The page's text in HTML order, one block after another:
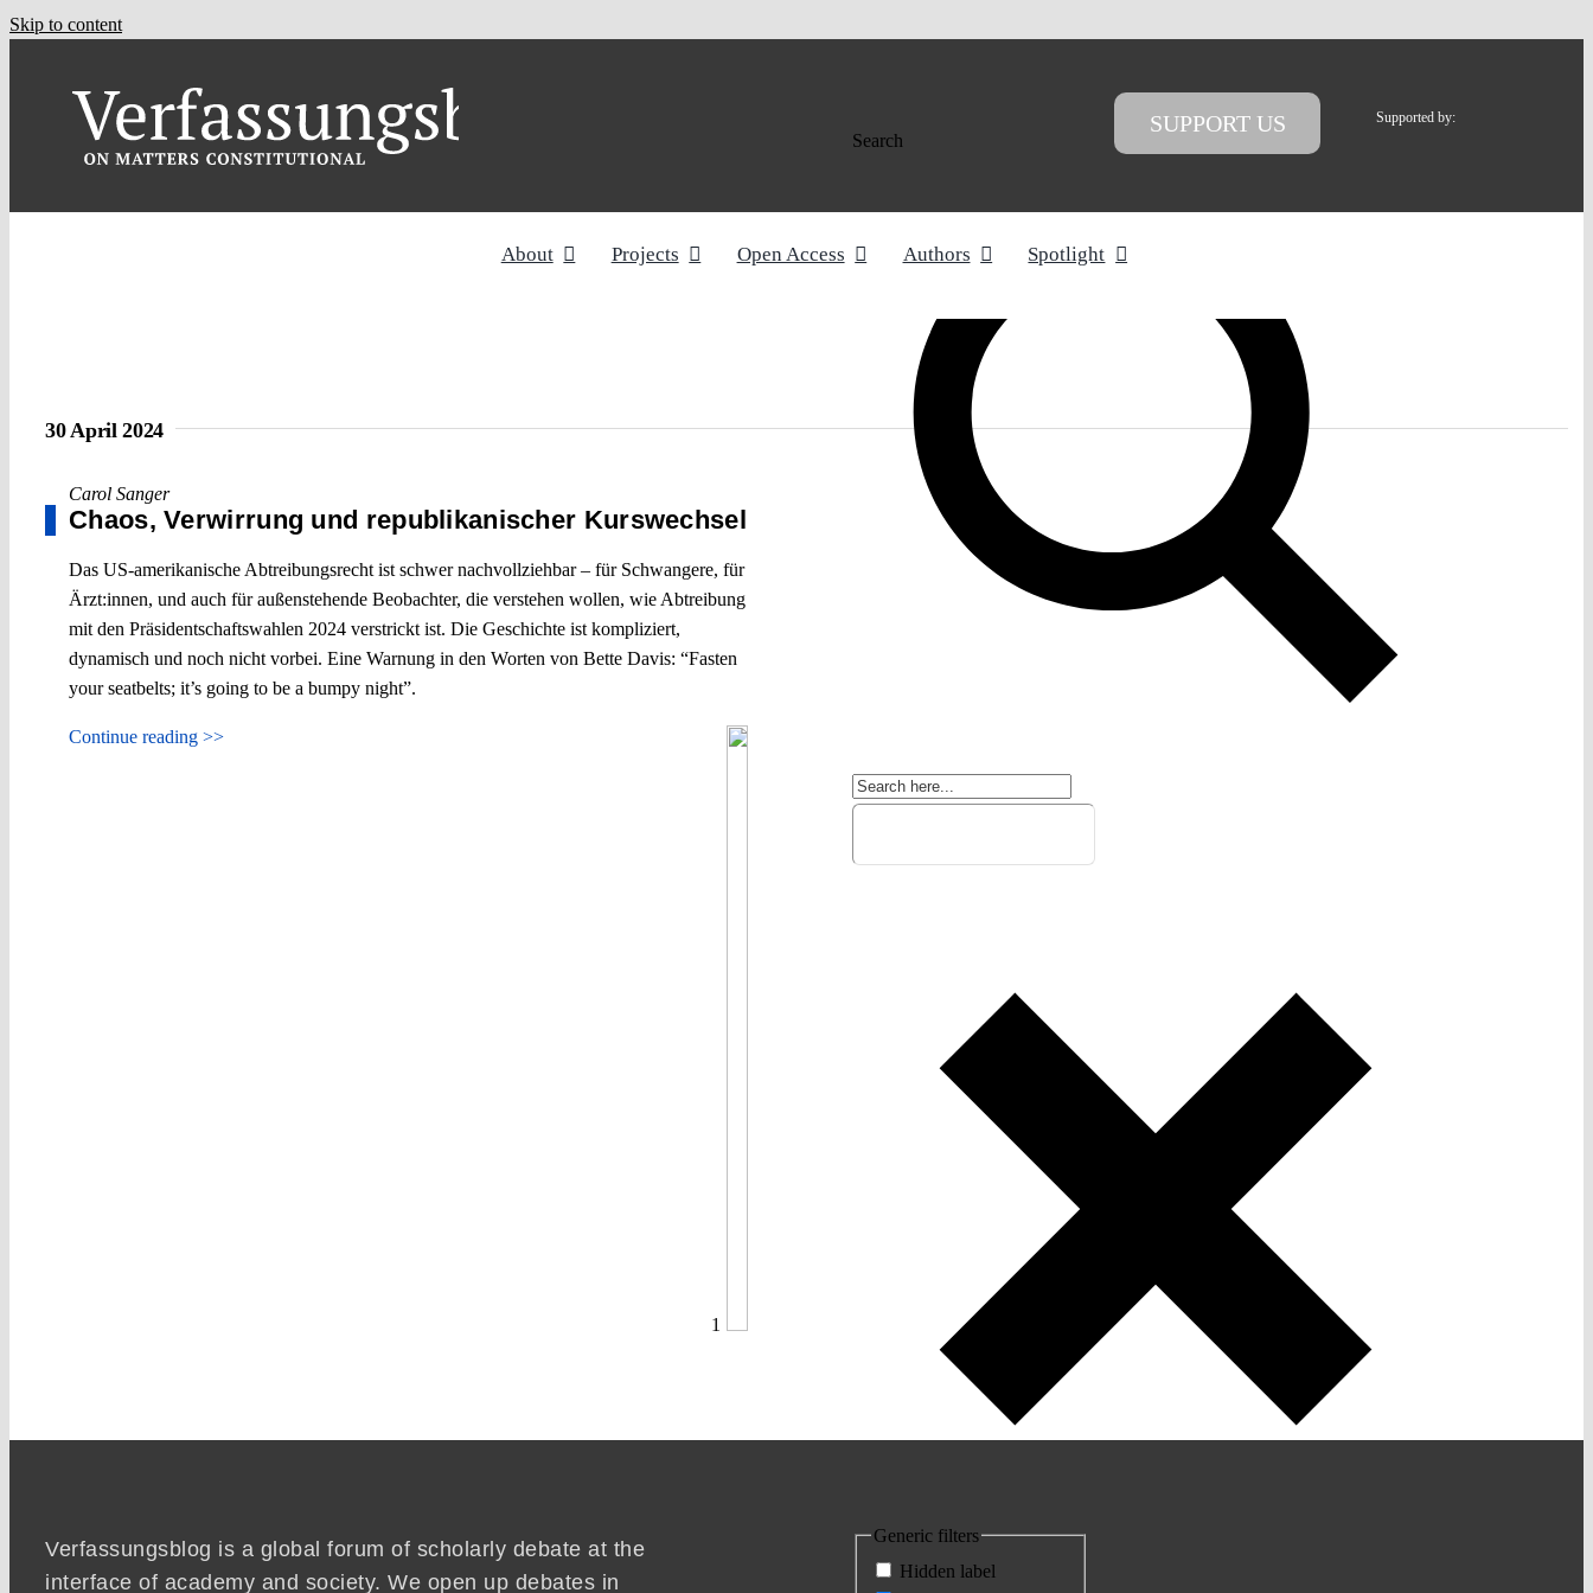
Skip to content
Search
Generic filters
Hidden label
SUPPORT US Supported by:
About Projects Open Access Authors Spotlight
30 April 2024
Carol Sanger
Chaos, Verwirrung und republikanischer Kurswechsel
Das US-amerikanische Abtreibungsrecht ist schwer nachvollziehbar – für Schwangere, für
Ärzt:innen, und auch für außenstehende Beobachter, die verstehen wollen, wie Abtreibung
mit den Präsidentschaftswahlen 2024 verstrickt ist. Die Geschichte ist kompliziert,
dynamisch und noch nicht vorbei. Eine Warnung in den Worten von Bette Davis: “Fasten
your seatbelts; it’s going to be a bumpy night”.
Continue reading >>
1
Verfassungsblog is a global forum of scholarly debate at the
interface of academy and society. We open up debates in